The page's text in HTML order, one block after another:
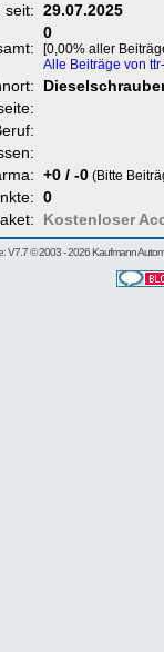
seit: 29.07.2025
0
[0,00% aller
Alle Beiträge von
+0 / -0 (Bitte
0
Kostenloser
V7.7 © 2003 - 2026 Kaufmann